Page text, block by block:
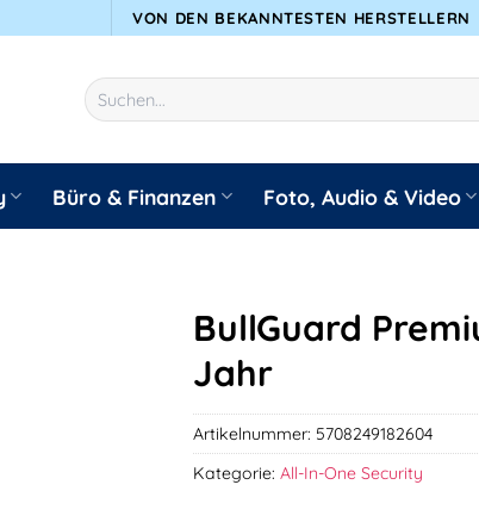
VON DEN BEKANNTESTEN HERSTELLERN
Suchen
nach:
Büro & Finanzen Foto, Audio & Video
BullGuard
Jahr
Artikelnummer: 5708249182604
Kategorie:All-In-One Security